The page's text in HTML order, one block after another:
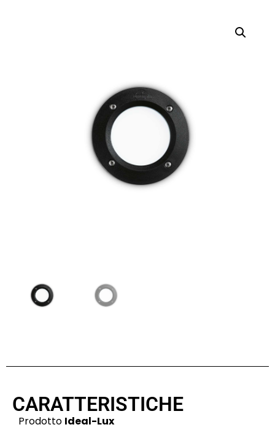
CARATTERISTICHE
Prodotto Ideal-Lux